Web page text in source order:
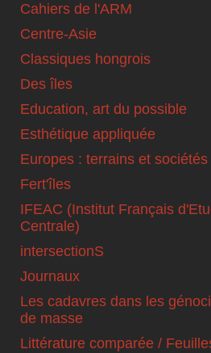
Cahiers de l'ARM
Centre-Asie
Classiques hongrois
Des îles
Education, art du possible
Esthétique appliquée
Europes : terrains et sociétés
Fert'îles
IFEAC (Institut Français
Centrale)
intersectionS
Journaux
Les cadavres dans les
de masse
Littérature comparée /